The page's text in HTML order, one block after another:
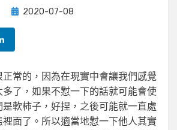
by小編
Posted
2020-07-08
的，因為在現實中會讓我們感覺
了，如果不懟一下的話就可能會使
軟柿子，好捏，之後可能就一直處
面了。所以適當地懟一下他人其實